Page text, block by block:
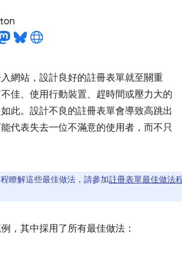
網站，設計良好的註冊表單就至關重
佳、使用行動裝置、趕時間或壓力大的
此。設計不良的註冊表單會導致高跳出
代表失去一位不滿意的使用者，而不只
瞭解這些最佳做法，請參加註冊表單最佳做法
，其中採用了所有最佳做法：